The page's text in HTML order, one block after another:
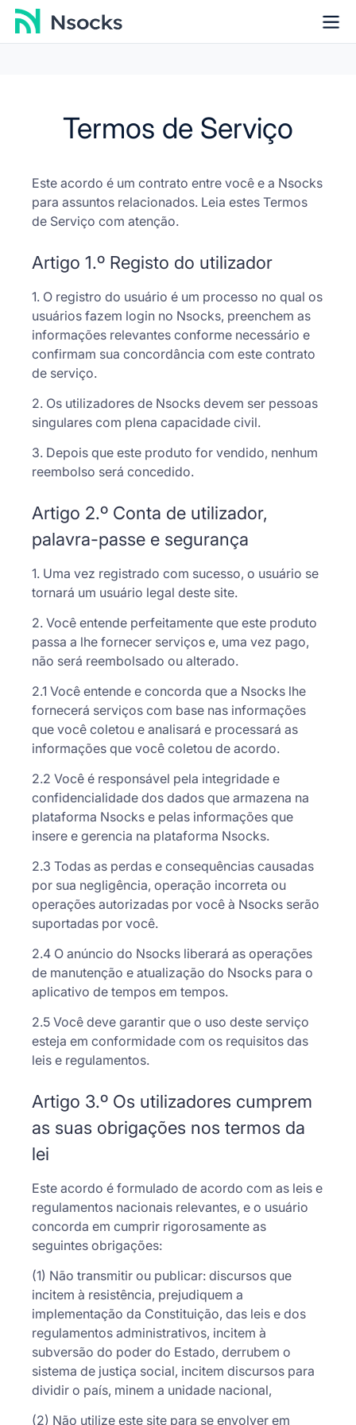
Termos de Serviço
Este acordo é um contrato entre você e a Nsocks
para assuntos relacionados. Leia estes Termos
de Serviço com atenção.
Artigo 1.º Registo do utilizador
1. O registro do usuário é um processo no qual os
usuários fazem login no Nsocks, preenchem as
informações relevantes conforme necessário e
confirmam sua concordância com este contrato
de serviço.
2. Os utilizadores de Nsocks devem ser pessoas
singulares com plena capacidade civil.
3. Depois que este produto for vendido, nenhum
reembolso será concedido.
Artigo 2.º Conta de utilizador,
palavra-passe e segurança
1. Uma vez registrado com sucesso, o usuário se
tornará um usuário legal deste site.
2. Você entende perfeitamente que este produto
passa a lhe fornecer serviços e, uma vez pago,
não será reembolsado ou alterado.
2.1 Você entende e concorda que a Nsocks lhe
fornecerá serviços com base nas informações
que você coletou e analisará e processará as
informações que você coletou de acordo.
2.2 Você é responsável pela integridade e
confidencialidade dos dados que armazena na
plataforma Nsocks e pelas informações que
insere e gerencia na plataforma Nsocks.
2.3 Todas as perdas e consequências causadas
por sua negligência, operação incorreta ou
operações autorizadas por você à Nsocks serão
suportadas por você.
2.4 O anúncio do Nsocks liberará as operações
de manutenção e atualização do Nsocks para o
aplicativo de tempos em tempos.
2.5 Você deve garantir que o uso deste serviço
esteja em conformidade com os requisitos das
leis e regulamentos.
Artigo 3.º Os utilizadores cumprem
as suas obrigações nos termos da
lei
Este acordo é formulado de acordo com as leis e
regulamentos nacionais relevantes, e o usuário
concorda em cumprir rigorosamente as
seguintes obrigações:
(1) Não transmitir ou publicar: discursos que
incitem à resistência, prejudiquem a
implementação da Constituição, das leis e dos
regulamentos administrativos, incitem à
subversão do poder do Estado, derrubem o
sistema de justiça social, incitem discursos para
dividir o país, minem a unidade nacional,
(2) Não utilize este site para se envolver em